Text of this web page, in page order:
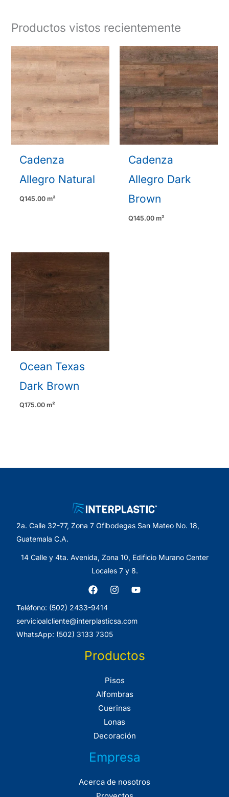
Productos vistos recientemente
Cadenza
Allegro Natural
Q145.00 m²
Cadenza
Allegro Dark
Brown
Q145.00m²
Ocean Texas
Dark Brown
Q175.00 m²
2a. Calle 32-77, Zona 7 Ofibodegas San Mateo No. 18,
Guatemala C.A.
14 Calle y 4ta. Avenida, Zona 10, Edificio Murano Center
Locales 7 y 8.
Teléfono: (502) 2433-9414
servicioalcliente@interplasticsa.com
WhatsApp: (502) 3133 7305
Productos
Pisos
Alfombras
Cuerinas
Lonas
Decoración
Empresa
Acerca de nosotros